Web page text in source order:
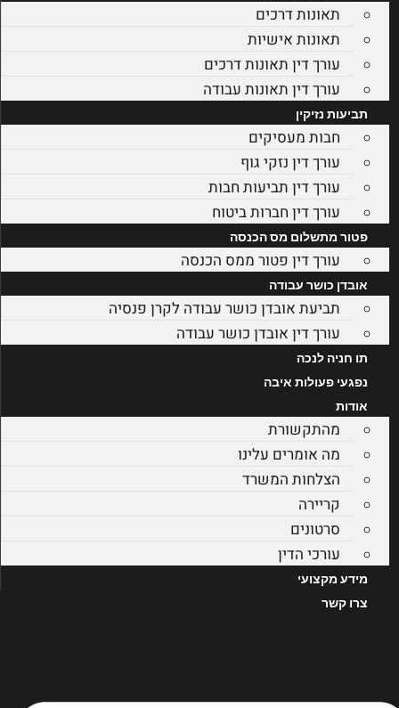
תאונות דרכים
תאונות אישיות
עורך דין תאונות דרכים
עורך דין תאונות עבודה
תביעות נזיקין
חבות מעסיקים
עורך דין נזקי גוף
עורך דין תביעות חבות
עורך דין חברות ביטוח
פטור מתשלום מס הכנסה
עורך דין פטור ממס הכנסה
אובדן כושר עבודה
תביעת אובדן כושר עבודה לקרן פנסיה
עורך דין אובדן כושר עבודה
תו חניה לנכה
נפגעי פעולות איבה
אודות
מהתקשורת
מה אומרים עלינו
הצלחות המשרד
קריירה
סרטונים
עורכי הדין
מידע מקצועי
צרו קשר